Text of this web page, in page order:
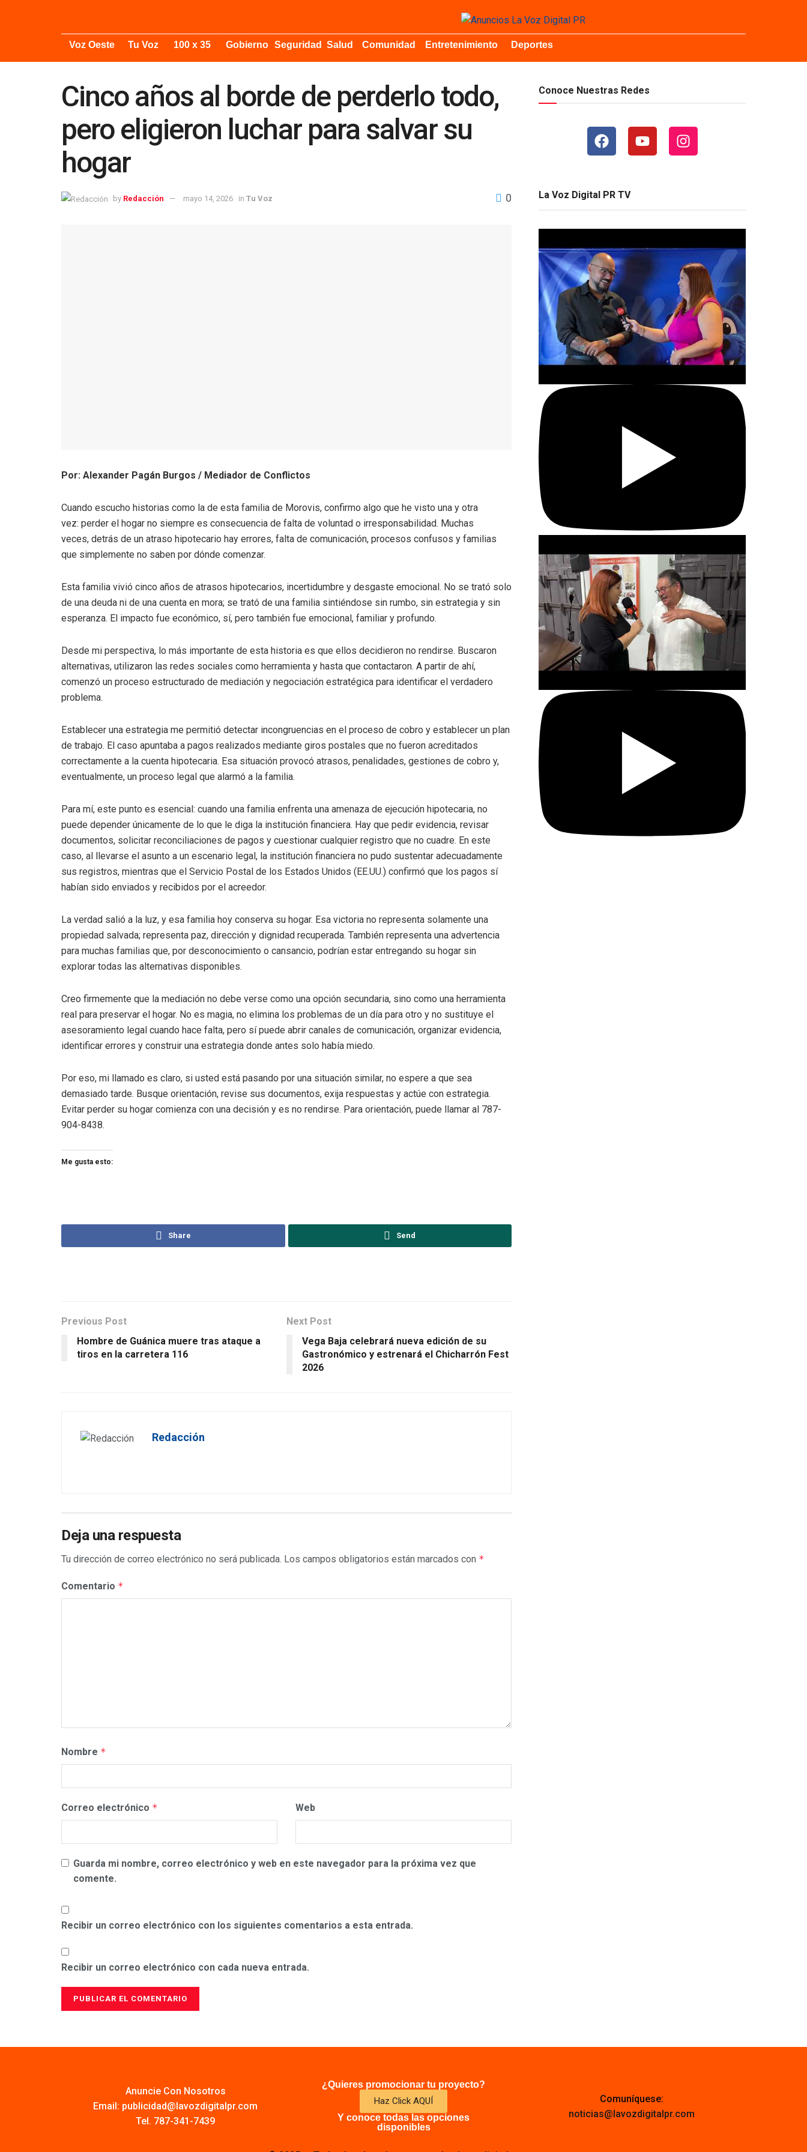
Voz Oeste Tu Voz 100 x 35 Gobierno Seguridad Salud Comunidad Entretenimiento Deportes
Cinco años al borde de perderlo todo,
pero eligieron luchar para salvar su
hogar
by Redacción mayo 14, 2026 in Tu Voz 0
Por: Alexander Pagán Burgos / Mediador de Conflictos
Cuando escucho historias como la de esta familia de Morovis, confirmo algo que he visto una y otra
vez: perder el hogar no siempre es consecuencia de falta de voluntad o irresponsabilidad. Muchas
veces, detrás de un atraso hipotecario hay errores, falta de comunicación, procesos confusos y familias
que simplemente no saben por dónde comenzar.
Esta familia vivió cinco años de atrasos hipotecarios, incertidumbre y desgaste emocional. No se trató solo
de una deuda ni de una cuenta en mora; se trató de una familia sintiéndose sin rumbo, sin estrategia y sin
esperanza. El impacto fue económico, sí, pero también fue emocional, familiar y profundo.
Desde mi perspectiva, lo más importante de esta historia es que ellos decidieron no rendirse. Buscaron
alternativas, utilizaron las redes sociales como herramienta y hasta que contactaron. A partir de ahí,
comenzó un proceso estructurado de mediación y negociación estratégica para identificar el verdadero
problema.
Establecer una estrategia me permitió detectar incongruencias en el proceso de cobro y establecer un plan
de trabajo. El caso apuntaba a pagos realizados mediante giros postales que no fueron acreditados
correctamente a la cuenta hipotecaria. Esa situación provocó atrasos, penalidades, gestiones de cobro y,
eventualmente, un proceso legal que alarmó a la familia.
Para mí, este punto es esencial: cuando una familia enfrenta una amenaza de ejecución hipotecaria, no
puede depender únicamente de lo que le diga la institución financiera. Hay que pedir evidencia, revisar
documentos, solicitar reconciliaciones de pagos y cuestionar cualquier registro que no cuadre. En este
caso, al llevarse el asunto a un escenario legal, la institución financiera no pudo sustentar adecuadamente
sus registros, mientras que el Servicio Postal de los Estados Unidos (EE.UU.) confirmó que los pagos sí
habían sido enviados y recibidos por el acreedor.
La verdad salió a la luz, y esa familia hoy conserva su hogar. Esa victoria no representa solamente una
propiedad salvada; representa paz, dirección y dignidad recuperada. También representa una advertencia
para muchas familias que, por desconocimiento o cansancio, podrían estar entregando su hogar sin
explorar todas las alternativas disponibles.
Creo firmemente que la mediación no debe verse como una opción secundaria, sino como una herramienta
real para preservar el hogar. No es magia, no elimina los problemas de un día para otro y no sustituye el
asesoramiento legal cuando hace falta, pero sí puede abrir canales de comunicación, organizar evidencia,
identificar errores y construir una estrategia donde antes solo había miedo.
Por eso, mi llamado es claro, si usted está pasando por una situación similar, no espere a que sea
demasiado tarde. Busque orientación, revise sus documentos, exija respuestas y actúe con estrategia.
Evitar perder su hogar comienza con una decisión y es no rendirse. Para orientación, puede llamar al 787-
904-8438.
Me gusta esto:
Share Send
Previous Post
Hombre de Guánica muere tras ataque a
tiros en la carretera 116
Next Post
Vega Baja celebrará nueva edición de su
Gastronómico y estrenará el Chicharrón Fest
2026
Redacción
Deja una respuesta
Tu dirección de correo electrónico no será publicada. Los campos obligatorios están marcados con *
Comentario *
Nombre *
Correo electrónico * Web
Guarda mi nombre, correo electrónico y web en este navegador para la próxima vez que
comente.
Recibir un correo electrónico con los siguientes comentarios a esta entrada.
Recibir un correo electrónico con cada nueva entrada.
Conoce Nuestras Redes
La Voz Digital PR TV
Anuncie Con Nosotros
Email: publicidad@lavozdigitalpr.com
Tel. 787-341-7439
¿Quieres promocionar tu proyecto?
Haz Click AQUÍ
Y conoce todas las opciones
disponibles
Comuníquese:
noticias@lavozdigitalpr.com